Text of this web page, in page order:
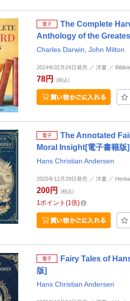
電子
The Complete
Anthology of the
Charles Darwin John Milton
2024年02月24日発売 ／ 洋書 ／
78円 (税込)
電子
The Annotated
Moral Insight[電子書籍版]
Hans Christian Andersen
2025年12月29日発売 ／ 洋書 ／
200円 (税込)
1 ポイント 1倍
電子
Fairy Tales of
版]
Hans Christian Andersen